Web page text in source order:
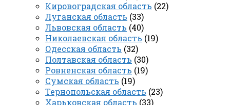
Кировоградская область (22)
Луганская область (33)
Львовская область (40)
Николаевская область (19)
Одесская область (32)
Полтавская область (30)
Ровненская область (19)
Сумская область (19)
Тернопольская область (23)
Харьковская область (33)